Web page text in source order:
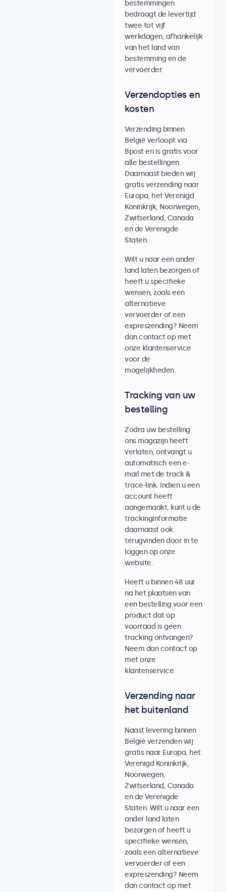
bestemmingen
bedraagt de levertijd
twee tot vijf
werkdagen, afhankelijk
van het land van
bestemming en de
vervoerder.
Verzendopties en
kosten
Verzending binnen
België verloopt via
Bpost en is gratis voor
alle bestellingen.
Daarnaast bieden wij
gratis verzending naar
Europa, het Verenigd
Koninkrijk, Noorwegen,
Zwitserland, Canada
en de Verenigde
Staten.
Wilt u naar een ander
land laten bezorgen of
heeft u specifieke
wensen, zoals een
alternatieve
vervoerder of een
expreszending? Neem
dan contact op met
onze klantenservice
voor de
mogelijkheden.
Tracking van uw
bestelling
Zodra uw bestelling
ons magazijn heeft
verlaten, ontvangt u
automatisch een e-
mail met de track &
trace-link. Indien u een
account heeft
aangemaakt, kunt u de
trackinginformatie
daarnaast ook
terugvinden door in te
loggen op onze
website.
Heeft u binnen 48 uur
na het plaatsen van
een bestelling voor een
product dat op
voorraad is geen
tracking ontvangen?
Neem dan contact op
met onze
klantenservice.
Verzending naar
het buitenland
Naast levering binnen
België verzenden wij
gratis naar Europa, het
Verenigd Koninkrijk,
Noorwegen,
Zwitserland, Canada
en de Verenigde
Staten. Wilt u naar een
ander land laten
bezorgen of heeft u
specifieke wensen,
zoals een alternatieve
vervoerder of een
expreszending? Neem
dan contact op met